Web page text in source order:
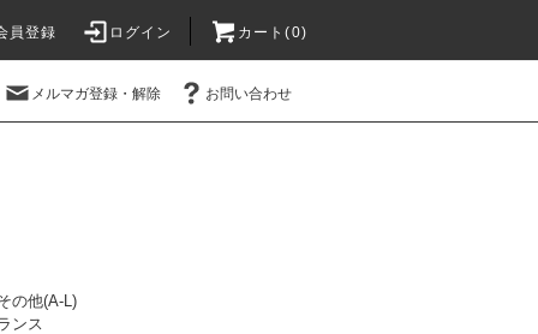
員登録 ログイン カート(0)
メルマガ登録・解除 お問い合わせ
の他(A-L)
ンス